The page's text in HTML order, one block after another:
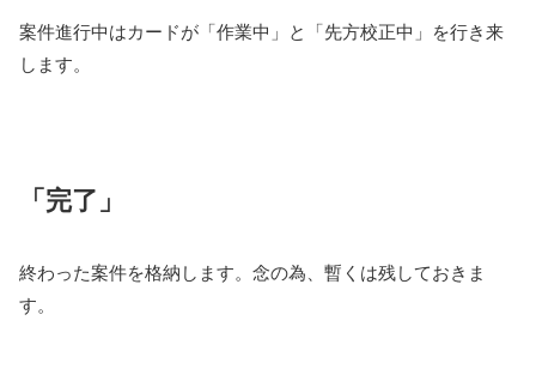
案件進行中はカードが「作業中」と「先方校正中」を行き来
します。
「完了」
終わった案件を格納します。念の為、暫くは残しておきま
す。